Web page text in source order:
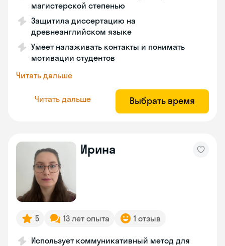
магистерской степенью
Защитила диссертацию на
древнеанглийском языке
Умеет налаживать контакты и понимать
мотивации студентов
Читать дальше
Читать дальше Выбрать время
Ирина
5 13 лет опыта 1 отзыв
Использует коммуникативный метод для